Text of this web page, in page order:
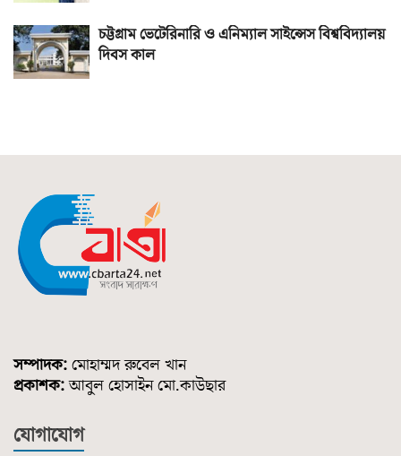
চট্টগ্রাম ভেটেরিনারি ও এনিম্যাল সাইন্সেস বিশ্ববিদ্যালয়
দিবস কাল
সম্পাদক: মোহাম্মদ রুবেল খান
প্রকাশক:আবুল হোসাইন মো.কাউছার
যোগাযোগ